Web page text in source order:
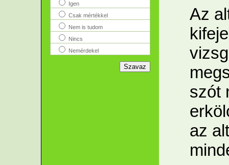
Igen
Csak mértékkel
Nem is tudom
Nincs
Nemérdekel
Az
szót
az